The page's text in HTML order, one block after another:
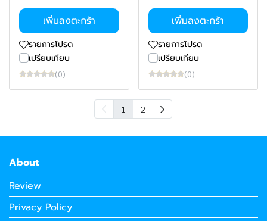
เพิ่มลงตะกร้า
รายการโปรด
เปรียบเทียบ
(0)
เพิ่มลงตะกร้า
รายการโปรด
เปรียบเทียบ
(0)
1 2
About
Review
Privacy Policy